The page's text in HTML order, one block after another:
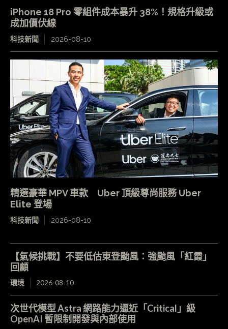
iPhone 18 Pro 零組件成本暴升 38%！規格升級或
成加價伏線
科技新聞 2026-08-10
精選豪華 MPV 車款 Uber 頂級尊尚服務 Uber
Elite 登場
科技新聞 2026-08-10
【氣候挑戰】不要低估東登颱風：強颱風「紅霞」
回顧
環境 2026-08-10
次世代模型 Astra 網路能力逼近「Critical」級
OpenAI 暫限制開發與內部使用